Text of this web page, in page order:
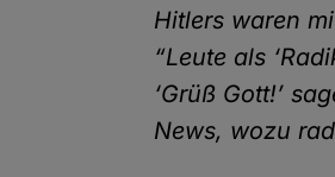
Hitlers waren
“Leute als
‘Grüß Gott!’
News, wozu